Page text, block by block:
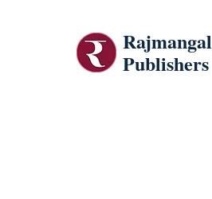
Rajmangal
Publishers